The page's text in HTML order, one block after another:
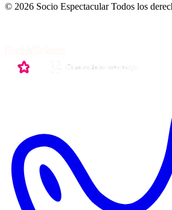
© 2026 Socio Espectacular Todos los